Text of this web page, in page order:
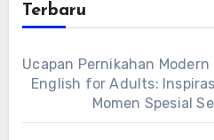
Terbaru
Ucapan Pernikahan Modern
English for Adults:
Momen Spesial